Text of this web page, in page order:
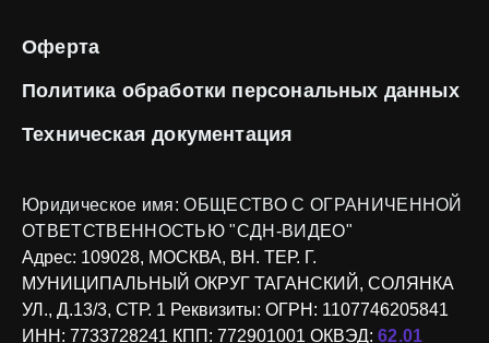
Оферта
Политика обработки персональных данных
Техническаядокументация
Юридическое имя:ОБЩЕСТВО С ОГРАНИЧЕННОЙ
ОТВЕТСТВЕННОСТЬЮ "СДН-ВИДЕО"
Адрес: 109028, МОСКВА, ВН. ТЕР. Г.
МУНИЦИПАЛЬНЫЙ ОКРУГ ТАГАНСКИЙ, СОЛЯНКА
УЛ., Д.13/3, СТР. 1 Реквизиты: ОГРН: 1107746205841
ИНН: 7733728241 КПП: 772901001 ОКВЭД: 62.01